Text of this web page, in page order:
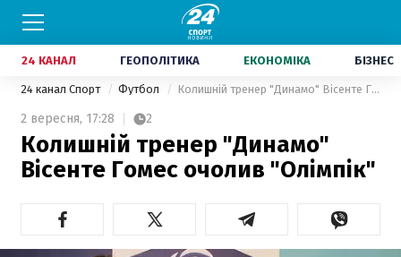
24 КАНАЛ ГЕОПОЛІТИКА ЕКОНОМІКА БІЗНЕС
24 канал Спорт Футбол Колишній тренер "Динамо" Вісенте Гомес очолив "Олімпік"
2 вересня, 17:28 2
Колишній тренер "Динамо"
Вісенте Гомес очолив "Олімпік"